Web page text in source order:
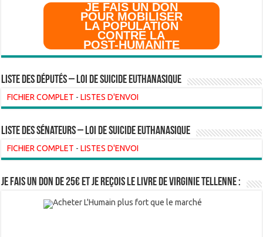
JE FAIS UN DON
POUR MOBILISER
LA POPULATION
CONTRE LA
POST-HUMANITE
Liste des Députés – Loi de suicide euthanasique
FICHIER COMPLET -LISTES D'ENVOI
liste des sénateurs – loi de suicide euthanasique
FICHIER COMPLET -LISTES D'ENVOI
Je fais un don de 25€ et je reçois le livre de Virginie Tellenne :